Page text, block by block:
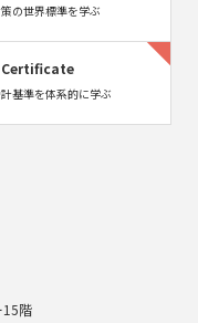
の世界標準を学ぶ
Certificate
基準を体系的に学ぶ
15階